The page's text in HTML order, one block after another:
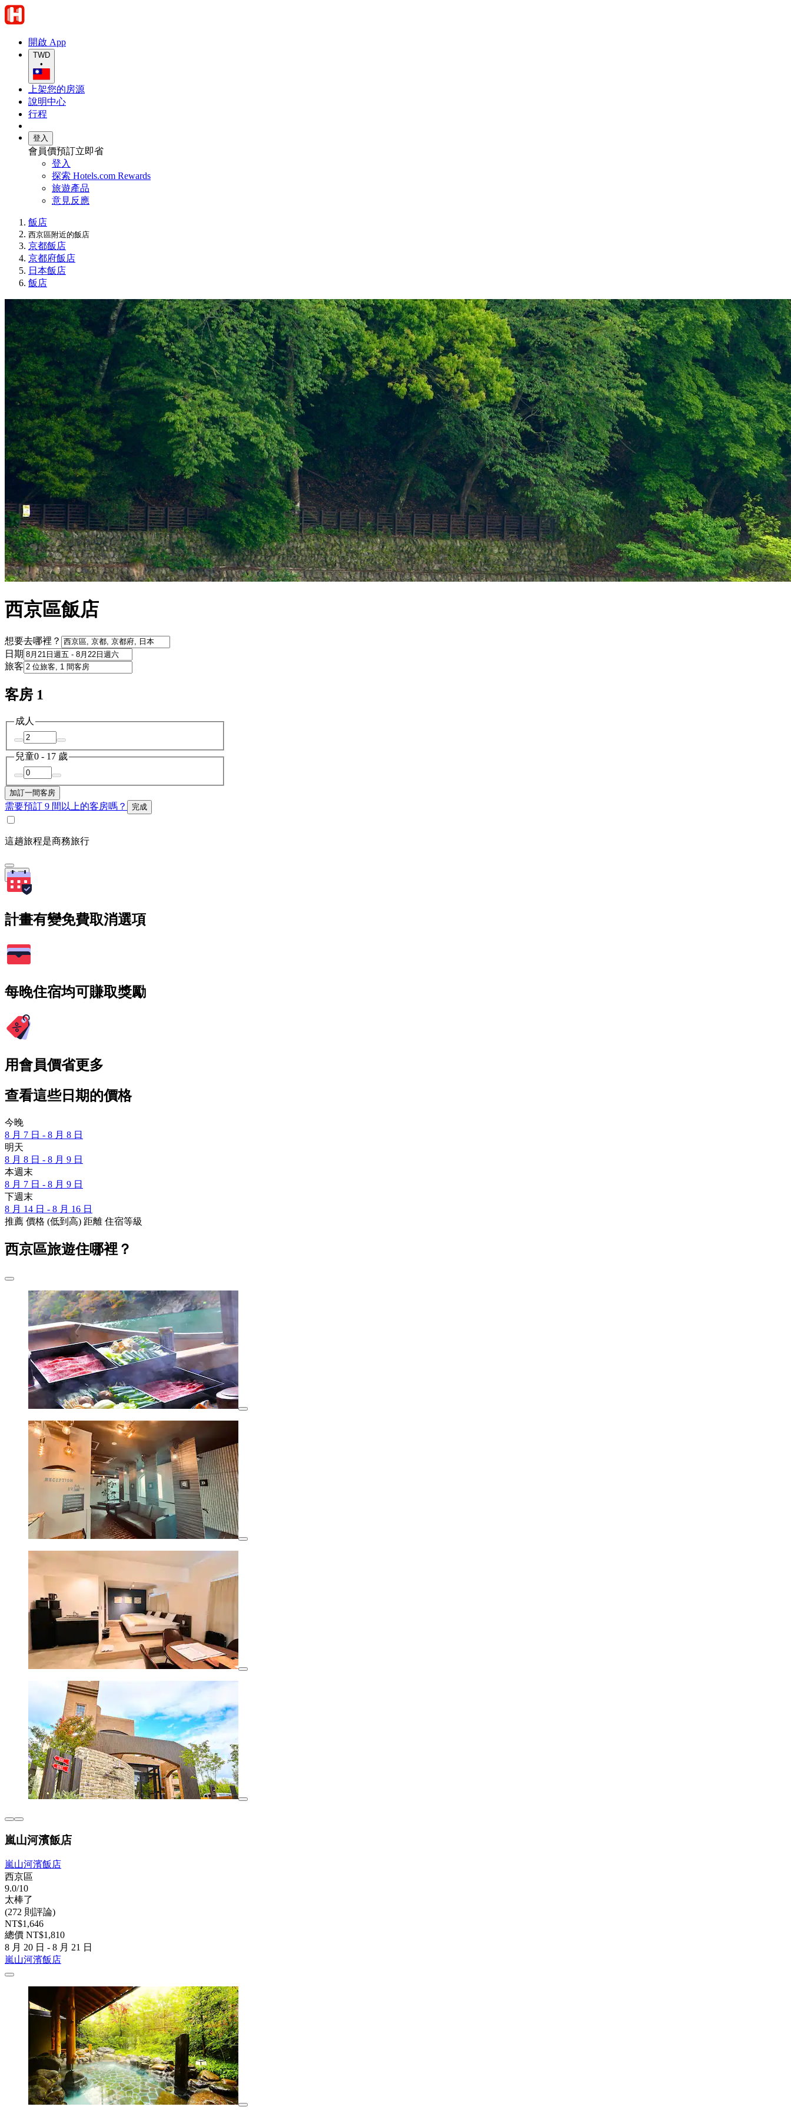
開啟 App
TWD
•
上架您的房源
說明中心
行程
登入
會員價預訂立即省
登入
探索 Hotels.com Rewards
旅遊產品
意見反應
飯店
西京區附近的飯店
京都飯店
京都府飯店
日本飯店
飯店
西京區飯店
想要去哪裡？
日期
旅客
客房 1
成人
兒童0 - 17 歲
加訂一間客房
需要預訂 9 間以上的客房嗎？ 完成
這趟旅程是商務旅行
搜尋
計畫有變免費取消選項
每晚住宿均可賺取獎勵
用會員價省更多
查看這些日期的價格
今晚
8 月 7 日 - 8 月 8 日
明天
8 月 8 日 - 8 月 9 日
本週末
8 月 7 日 - 8 月 9 日
下週末
8 月 14 日 - 8 月 16 日
推薦 價格 (低到高) 距離 住宿等級
西京區旅遊住哪裡？
嵐山河濱飯店
嵐山河濱飯店
西京區
9.0/10
太棒了
(272 則評論)
NT$1,646
總價 NT$1,810
8 月 20 日 - 8 月 21 日
嵐山河濱飯店